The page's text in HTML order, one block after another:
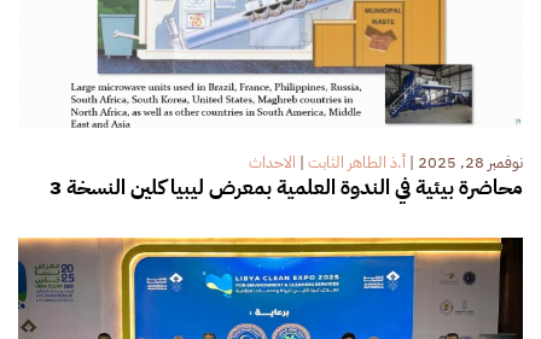
نوفمبر 28, 2025 | أ.ذ الطاهر الثابت | الاحداث
محاضرة بيئية في الندوة العلمية بمعرض ليبيا كلين النسخة 3